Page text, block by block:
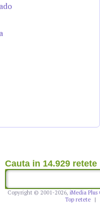
Cauta in 14.929 retete
Copyright © 2001-2026, iMedia Plus
Top retete
|